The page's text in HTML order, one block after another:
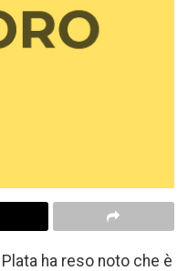
ha reso noto che è